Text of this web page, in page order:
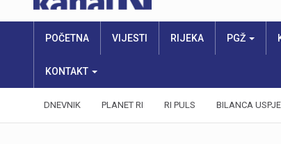
POČETNA VIJESTI RIJEKA PGŽ
KONTAKT
DNEVNIK PLANET RI RI PULS BILANCA